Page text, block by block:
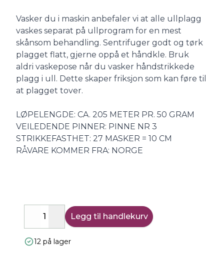
Vasker du i maskin anbefaler vi at alle ullplagg
vaskes separat på ullprogram for en mest
skånsom behandling. Sentrifuger godt og tørk
plagget flatt, gjerne oppå et håndkle. Bruk
aldri vaskepose når du vasker håndstrikkede
plagg i ull. Dette skaper friksjon som kan føre til
at plagget tover.
LØPELENGDE: CA. 205 METER PR. 50 GRAM
VEILEDENDE PINNER: PINNE NR 3
STRIKKEFASTHET: 27 MASKER = 10 CM
RÅVARE KOMMER FRA: NORGE
DecreaseIncrease
Legg til handlekurv
12 på lager